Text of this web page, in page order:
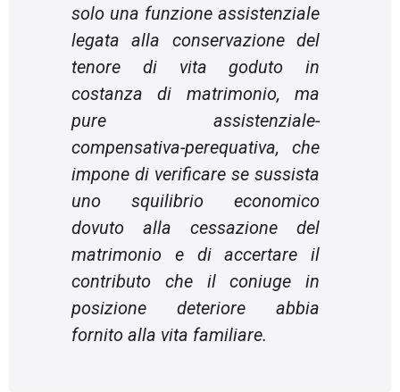
solo una funzione assistenziale
legata alla conservazione del
tenore di vita goduto in
costanza di matrimonio, ma
pure assistenziale-
compensativa-perequativa, che
impone di verificare se sussista
uno squilibrio economico
dovuto alla cessazione del
matrimonio e di accertare il
contributo che il coniuge in
posizione deteriore abbia
fornito alla vita familiare.